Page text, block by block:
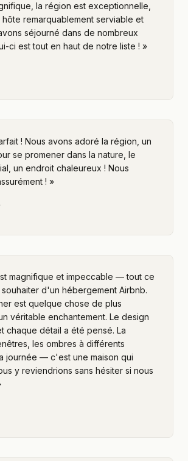
la région est exceptionnelle,
hôte remarquablement serviable et
séjourné dans de nombreux
ci est tout en haut de notre liste ! »
! Nous avons adoré la région, un
se promener dans la nature, le
un endroit chaleureux ! Nous
! »
magnifique et impeccable — tout ce
d'un hébergement Airbnb.
est quelque chose de plus
véritable enchantement. Le design
chaque détail a été pensé. La
les ombres à différents
journée — c'est une maison qui
y reviendrions sans hésiter si nous